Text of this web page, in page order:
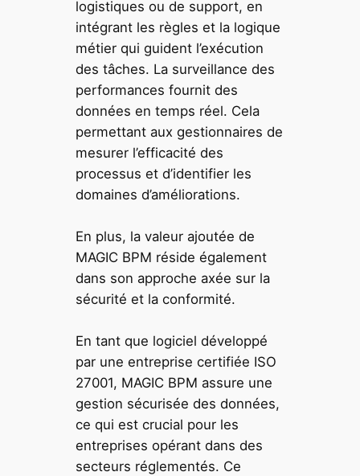
logistiques ou de support, en
intégrant les règles et la logique
métier qui guident l’exécution
des tâches. La surveillance des
performances fournit des
données en temps réel. Cela
permettant aux gestionnaires de
mesurer l’efficacité des
processus et d’identifier les
domaines d’améliorations.
En plus, la valeur ajoutée de
MAGIC BPM réside également
dans son approche axée sur la
sécurité et la conformité.
En tant que logiciel développé
par une entreprise certifiée ISO
27001, MAGIC BPM assure une
gestion sécurisée des données,
ce qui est crucial pour les
entreprises opérant dans des
secteurs réglementés. Ce